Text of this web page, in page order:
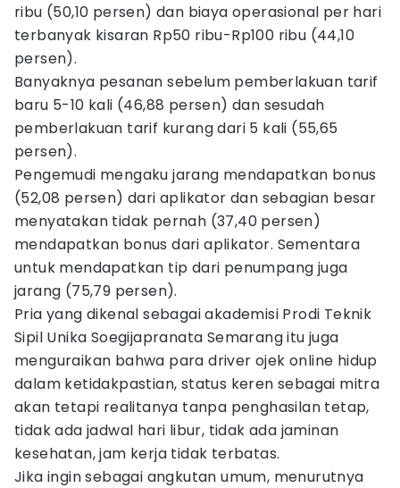
ribu (50,10 persen) dan biaya operasional per hari
terbanyak kisaran Rp50 ribu-Rp100 ribu (44,10
persen).
Banyaknya pesanan sebelum pemberlakuan tarif
baru 5-10 kali (46,88 persen) dan sesudah
pemberlakuan tarif kurang dari 5 kali (55,65
persen).
Pengemudi mengaku jarang mendapatkan bonus
(52,08 persen) dari aplikator dan sebagian besar
menyatakan tidak pernah (37,40 persen)
mendapatkan bonus dari aplikator. Sementara
untuk mendapatkan tip dari penumpang juga
jarang (75,79 persen).
Pria yang dikenal sebagai akademisi Prodi Teknik
Sipil Unika Soegijapranata Semarang itu juga
menguraikan bahwa para driver ojek online hidup
dalam ketidakpastian, status keren sebagai mitra
akan tetapi realitanya tanpa penghasilan tetap,
tidak ada jadwal hari libur, tidak ada jaminan
kesehatan, jam kerja tidak terbatas.
Jika ingin sebagai angkutan umum, menurutnya